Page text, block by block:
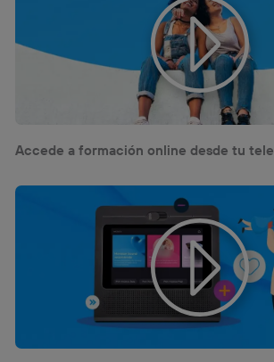
Accede a formación online desde tu tele